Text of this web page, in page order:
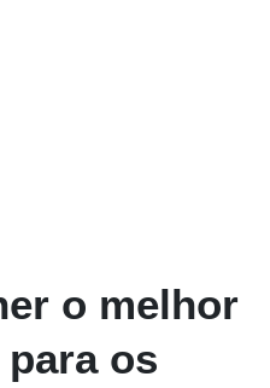
o melhor
os